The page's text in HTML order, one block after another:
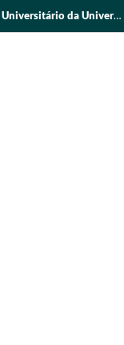
Jornal de Ciências da Saúde do Hospital Universitário da Universidade Federal do Piauí